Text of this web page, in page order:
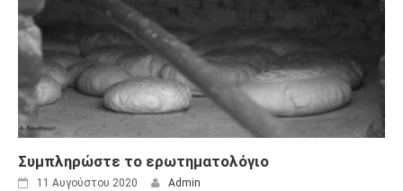
Συμπληρώστε το ερωτηματολόγιο
11 Αυγούστου 2020 Admin